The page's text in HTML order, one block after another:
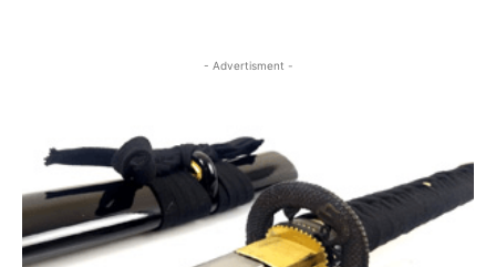
- Advertisment -